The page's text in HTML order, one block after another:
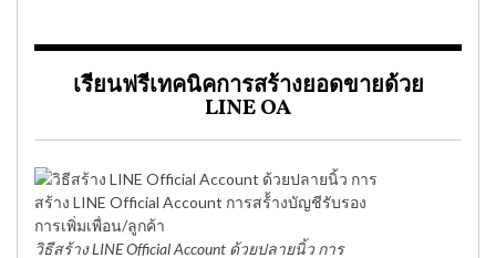
เรียนฟรีเทคนิคการสร้างยอดขายด้วย
LINE OA
วิธีสร้าง LINE Official Account ด้วยปลายนิ้ว การ